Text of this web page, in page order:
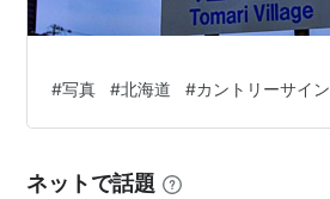
#写真 #北海道 #カントリーサイン
ネットで話題